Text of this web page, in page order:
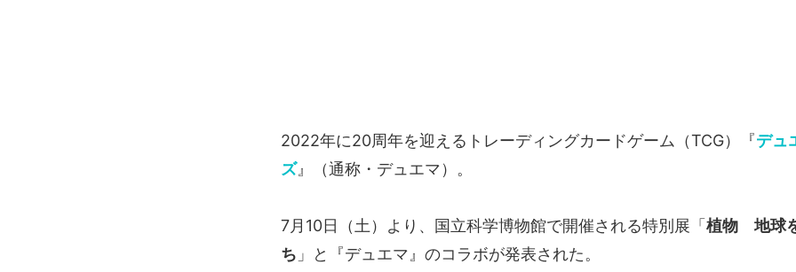
2022年に20周年を迎えるトレーディングカードゲーム（TCG）『デュ
ズ』（通称・デュエマ）。
7月10日（土）より、国立科学博物館で開催される特別展「 植物 地球
ち 」と『デュエマ』のコラボが発表された。